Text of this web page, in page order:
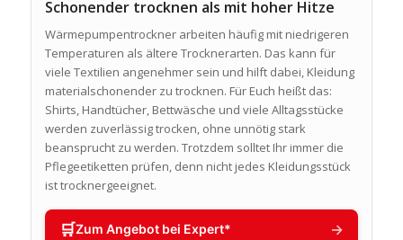
Schonender trocknen als mit hoher Hitze
Wärmepumpentrockner arbeiten häufig mit niedrigeren
Temperaturen als ältere Trocknerarten. Das kann für
viele Textilien angenehmer sein und hilft dabei, Kleidung
materialschonender zu trocknen. Für Euch heißt das:
Shirts, Handtücher, Bettwäsche und viele Alltagsstücke
werden zuverlässig trocken, ohne unnötig stark
beansprucht zu werden. Trotzdem solltet Ihr immer die
Pflegeetiketten prüfen, denn nicht jedes Kleidungsstück
ist trocknergeeignet.
🛒Zum Angebot bei Expert* →